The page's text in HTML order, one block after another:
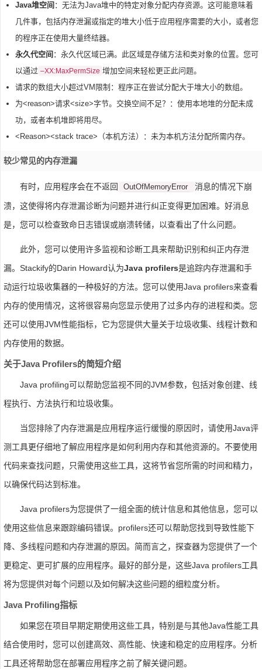
Java堆空间 ：无法为Java堆中的特定对象分配内存资源。这可能意味着
几件事，包括内存泄漏或指定的堆大小低于应用程序需要的大小，或者您
的程序正在使用大量终结器。
永久代空间 ：永久代区域已满。此区域是存储方法和类对象的位置。您可
以通过 –XX:MaxPermSize 增加空间来轻松更正此问题。
请求的数组大小超过VM限制：程序正在尝试分配大于堆大小的数组。
为<reason>请求<size>字节。交换空间不足？：使用本地堆的分配未成
功，或者本机堆即将用尽。
<Reason><stack trace>（本机方法）：未为本机方法分配所需内存。
较少常见的内存泄漏
有时，应用程序会在不返回 OutOfMemoryError 消息的情况下崩
溃，这使得将内存泄漏诊断为问题并进行纠正变得更加困难。好消息
是，您可以检查致命日志错误或崩溃转储，以查看出了什么问题。
此外，您可以使用许多监视和诊断工具来帮助识别和纠正内存泄
漏。Stackify的Darin Howard认为Java profilers是追踪内存泄漏和手
动运行垃圾收集器的一种极好的方法。您可以使用Java profilers来查看
内存的使用情况，这将很容易向您显示使用了过多内存的进程和类。您
还可以使用JVM性能指标，它为您提供大量关于垃圾收集、线程计数和
内存使用的数据。
关于Java Profilers的简短介绍
Java profiling可以帮助您监视不同的JVM参数，包括对象创建、线
程执行、方法执行和垃圾收集。
当您排除了内存泄漏是应用程序运行缓慢的原因时，请使用Java评
测工具更仔细地了解应用程序是如何利用内存和其他资源的。不要使用
代码来查找问题，只需使用这些工具，这将节省您所需的时间和精力，
以确保代码达到标准。
Java profilers为您提供了一组全面的统计信息和其他信息，您可以
使用这些信息来跟踪编码错误。profilers还可以帮助您找到导致性能下
降、多线程问题和内存泄漏的原因。简而言之，探查器为您提供了一个
更稳定、更可扩展的应用程序。最好的部分是，这些Java profilers工具
将为您提供对每个问题以及如何解决这些问题的细粒度分析。
Java Profiling指标
如果您在项目早期定期使用这些工具，特别是与其他Java性能工具
结合使用时，您可以创建高效、高性能、快速和稳定的应用程序。分析
工具还将帮助您在部署应用程序之前了解关键问题。